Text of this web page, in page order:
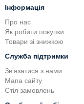
Інформація
Про нас
Як робити покупки
Товари зі знижкою
Служба підтримки
Зв’язатися з нами
Мапа сайту
Стіл замовлень